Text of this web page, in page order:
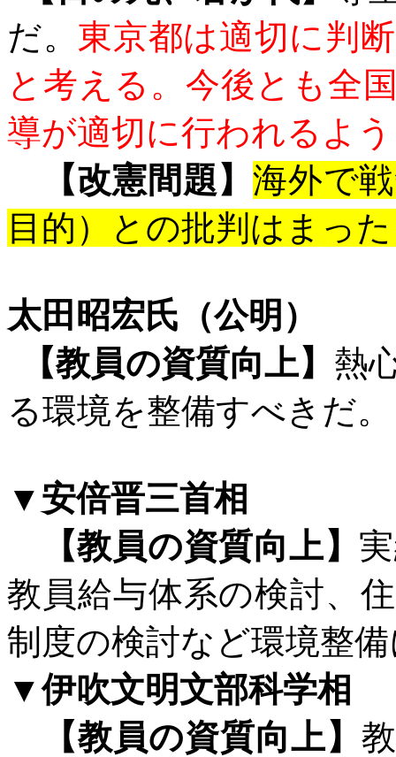
だ。 東京都は適切に判
と考える。今後とも全
導が適切に行われるよ
【改憲間題】海外で
目的）との批判はまっ
太田昭宏氏（公明）
【教員の資質向上】 熱
る環境を整備すべきだ。
▼安倍晋三首相
【教員の資質向上】
教員給与体系の検討、
制度の検討など環境整
▼伊吹文明文部科学相
【教員の資質向上】